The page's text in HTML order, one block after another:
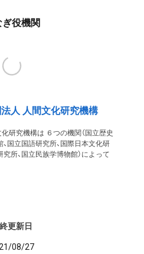
役機関
人 人間文化研究機構
研究機構は ６つの機関（国立歴史
国立国語研究所、国際日本文化研
所、国立民族学博物館）によって
更新日
08/27